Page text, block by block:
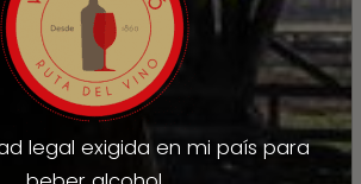
legal exigida en mi país para
Curicó - A Zapallar, Curicó, Chile
¿Cómo llegar?
Ver detalle